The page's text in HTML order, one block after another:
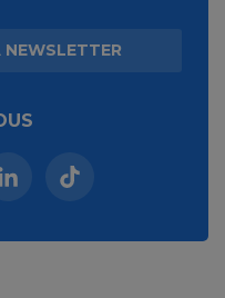
NEWSLETTER
fenêtre)
(nouvelle fenêtre)
Linkedin (nouvelle
Tiktok (nouvelle